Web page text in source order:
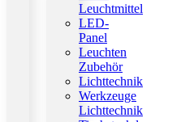
Leuchtmittel
LED-
Panel
Leuchten
Zubehör
Lichttechnik
Werkzeuge
Lichttechnik